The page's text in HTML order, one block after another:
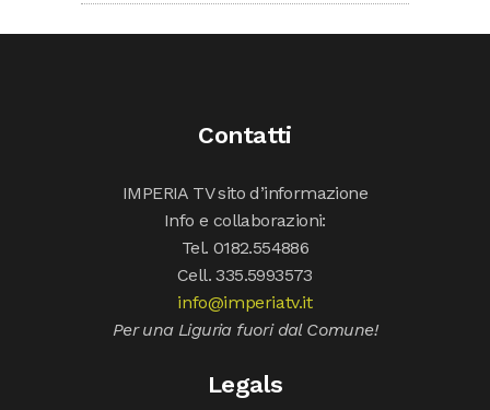
Contatti
IMPERIA TV sito d’informazione
Info e collaborazioni:
Tel. 0182.554886
Cell. 335.5993573
info@imperiatv.it
Per una Liguria fuori dal Comune!
Legals